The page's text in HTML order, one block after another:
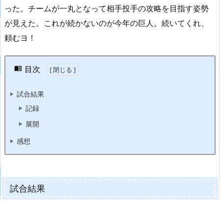
った。チームが一丸となって相手投手の攻略を目指す姿勢
が見えた。これが続かないのが今年の巨人。続いてくれ、
頼むヨ！
目次
試合結果
記録
展開
感想
試合結果